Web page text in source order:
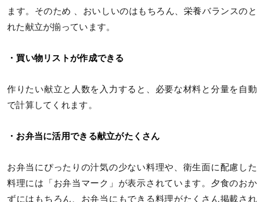
ます。そのため 、おいしいのはもちろん、栄養バランスのと
れた献立が揃っています。
・買い物リストが作成できる
作りたい献立と人数を入力すると、必要な材料と分量を自動
で計算してくれます。
・お弁当に活用できる献立がたくさん
お弁当にぴったりの汁気の少ない料理や、衛生面に配慮した
料理には「お弁当マーク」が表示されています。夕食のおか
ずにはもちろん、お弁当にもできる料理がたくさん掲載され